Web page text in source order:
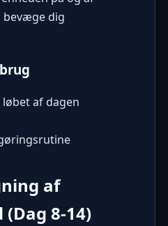
bevæge dig
af dagen
af
8-14)